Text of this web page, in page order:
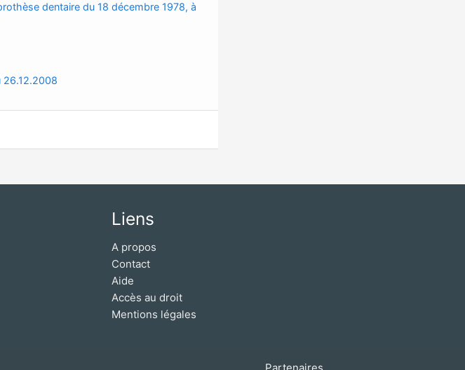
dentaire du 18 décembre 1978, à
26.12.2008
Liens
A propos
Contact
Aide
Accès au droit
Mentions légales